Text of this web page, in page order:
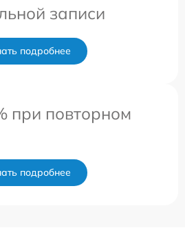
записи
подробнее
при повторном
подробнее